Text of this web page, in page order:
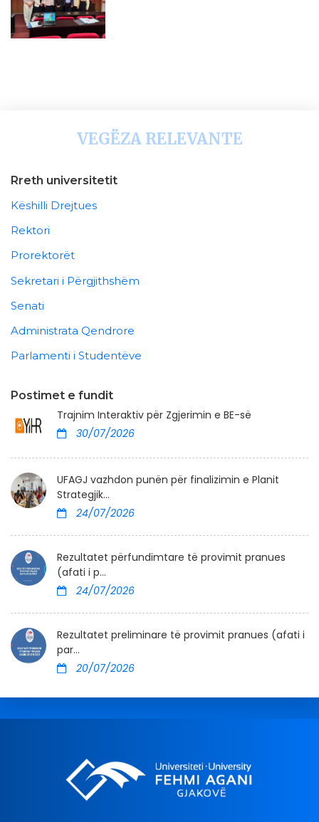
VEGËZA RELEVANTE
Rreth universitetit
Këshilli Drejtues
Rektori
Prorektorët
Sekretari i Përgjithshëm
Senati
Administrata Qendrore
Parlamenti i Studentëve
Postimet e fundit
Trajnim Interaktiv për Zgjerimin e BE-së
30/07/2026
UFAGJ vazhdon punën për finalizimin e Planit
Strategjik...
24/07/2026
Rezultatet përfundimtare të provimit pranues
(afati i p...
24/07/2026
Rezultatet preliminare të provimit pranues (afati i
par...
20/07/2026